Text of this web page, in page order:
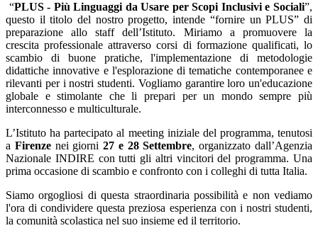
“PLUS - Più Linguaggi da Usare per Scopi Inclusivi e Sociali”,
questo il titolo del nostro progetto, intende “fornire un PLUS” di
preparazione allo staff dell’Istituto. Miriamo a promuovere la
crescita professionale attraverso corsi di formazione qualificati, lo
scambio di buone pratiche, l'implementazione di metodologie
didattiche innovative e l'esplorazione di tematiche contemporanee e
rilevanti per i nostri studenti. Vogliamo garantire loro un'educazione
globale e stimolante che li prepari per un mondo sempre più
interconnesso e multiculturale.
L’Istituto ha partecipato al meeting iniziale del programma, tenutosi
a Firenzenei giorni27 e 28 Settembre, organizzato dall’Agenzia
Nazionale INDIRE con tutti gli altri vincitori del programma. Una
prima occasione di scambio e confronto con i colleghi di tutta Italia.
Siamo orgogliosi di questa straordinaria possibilità e non vediamo
l'ora di condividere questa preziosa esperienza con i nostri studenti,
la comunità scolastica nel suo insieme ed il territorio.